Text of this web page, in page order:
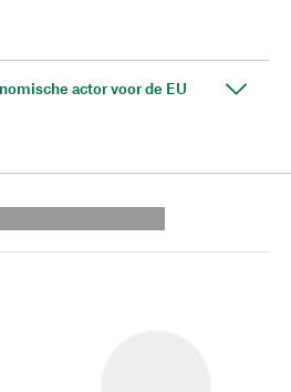
actor voor de EU